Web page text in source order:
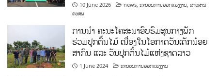
10 June 2026 news ,ຂະບວນການອອກແຮງງານ ,ຂ່າວສານ
ຄອສພ
ການນໍາ ຄະນະໂຄສະນາອົບຮົມສູນກາງພັກ
ຮ່ວມປູກຕົ້ນໄມ້ ເນື່ອງໃນໂອກາດວັນເດັກນ້ອຍ
ສາກົນ ແລະ ວັນປູກຕົ້ນໄມ້ແຫ່ງຊາດລາວ
1 June 2024 ຂະບວນການອອກແຮງງານ